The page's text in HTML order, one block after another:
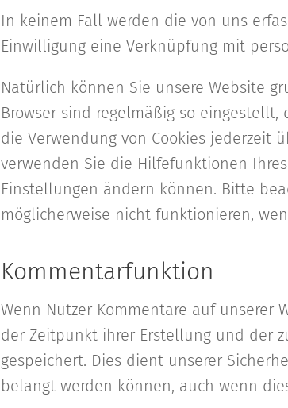
In keinem Fall werden die von uns
Einwilligung eine Verknüpfung mit
Natürlich können Sie unsere Website
Browser sind regelmäßig so eingestellt,
die Verwendung von Cookies jederzeit
verwenden Sie die Hilfefunktionen
Einstellungen ändern können. Bitte
möglicherweise nicht funktionieren,
Kommentarfunktion
Wenn Nutzer Kommentare auf unserer
der Zeitpunkt ihrer Erstellung und der
gespeichert. Dies dient unserer
belangt werden können, auch wenn